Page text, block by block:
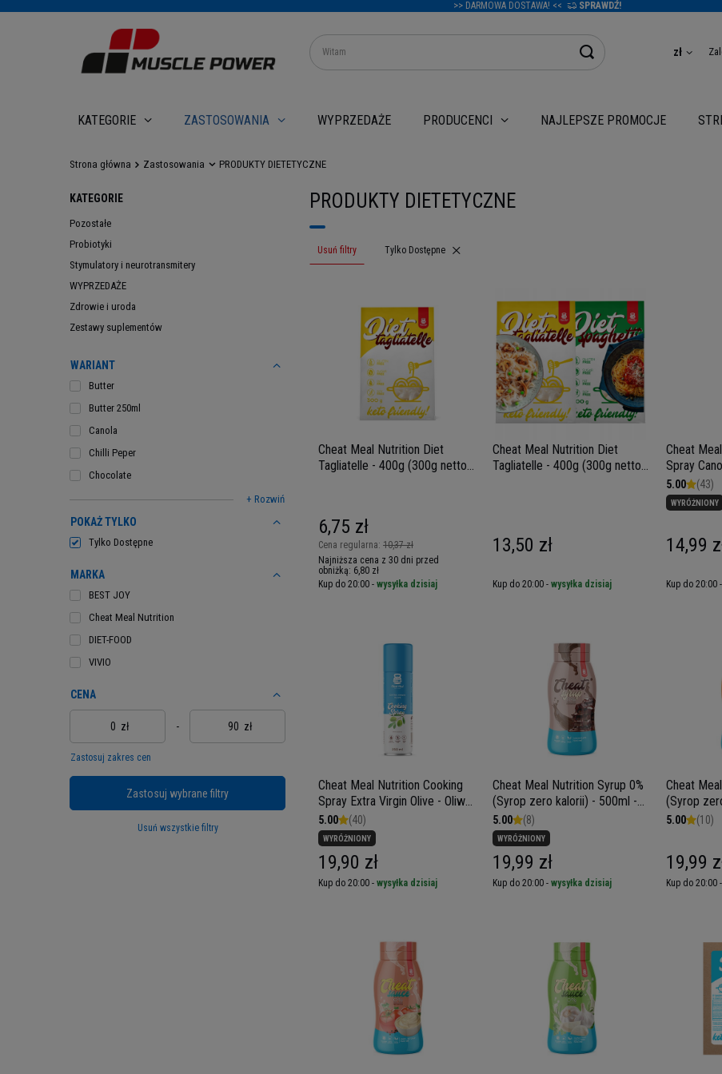
>> DARMOWA DOSTAWA! << SPRAWDŹ!
zł
KATEGORIE ZASTOSOWANIA WYPRZEDAŻE PRODUCENCI NAJLEPSZE PROMOCJE
Strona główna Zastosowania PRODUKTY DIETETYCZNE
KATEGORIE
Pozostałe
Probiotyki
Stymulatory i neurotransmitery
WYPRZEDAŻE
Zdrowie i uroda
Zestawy suplementów
WARIANT
Butter
Butter 250ml
Canola
Chilli Peper
Chocolate
+ Rozwiń
POKAŻ TYLKO
Tylko Dostępne
MARKA
BEST JOY
Cheat Meal Nutrition
DIET-FOOD
VIVIO
CENA
zł - zł
Zastosuj zakres cen
Zastosuj wybrane filtry
Usuń wszystkie filtry
PRODUKTY DIETETYCZNE
Usuń filtry Usuń filtr
Tylko Dostępne
Cheat Meal Nutrition Diet
Tagliatelle - 400g (300g netto)
Cena regularna: 10,37 zł
6,75 zł
Najniższa cena z 30 dni przed
obniżką: 6,80 zł
Kup do 20:00 - wysyłka dzisiaj
Cheat Meal Nutrition Diet
Tagliatelle - 400g (300g netto)
13,50 zł
Kup do 20:00 - wysyłka dzisiaj
Cheat
Spray
smażenia
5.00 (43)
WYRÓŻNIONY
14,99
Kup do 20:00 -
Cheat Meal Nutrition Cooking
Spray Extra Virgin Olive - Oliwa
z oliwek extra virgin w sprayu -
250ml
5.00 (40)
WYRÓŻNIONY
19,90 zł
Kup do 20:00 - wysyłka dzisiaj
Cheat Meal Nutrition Syrup 0%
(Syrop zero kalorii) - 500ml -
Czekoladowy
5.00 (8)
WYRÓŻNIONY
19,99 zł
Kup do 20:00 - wysyłka dzisiaj
Cheat
(Syrop
Syrop
5.00 (10)
19,99
Kup do 20:00 -